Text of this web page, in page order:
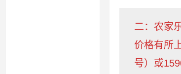
二：农家
价格有所
号）或